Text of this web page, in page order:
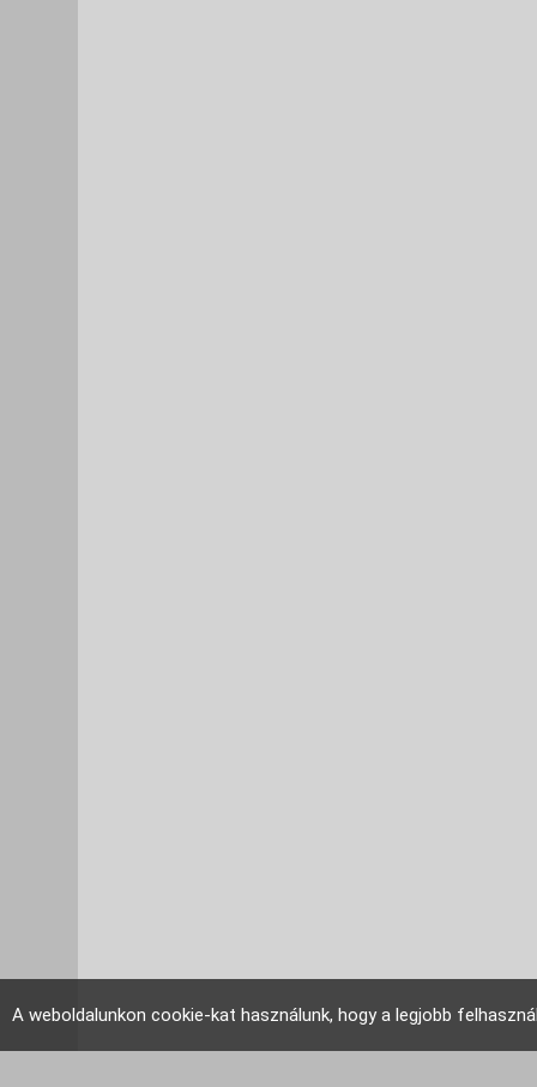
A weboldalunkon cookie-kat használunk, hogy a legjobb